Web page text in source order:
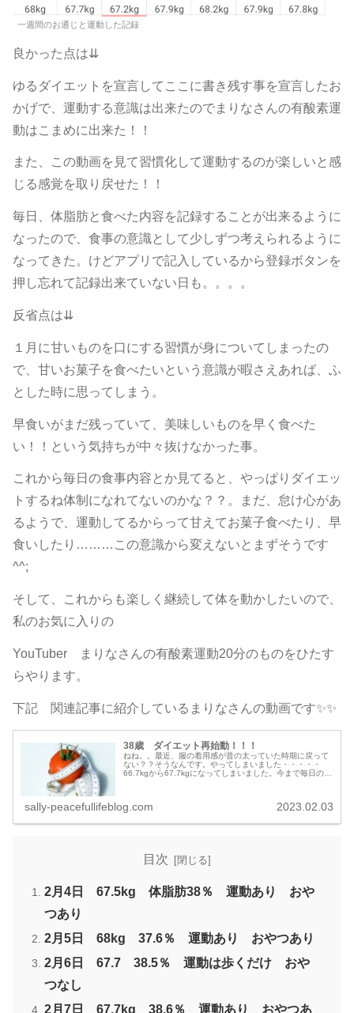
一週間のお通じと運動した記録
良かった点は⇊
ゆるダイエットを宣言してここに書き残す事を宣言したお
かげで、運動する意識は出来たのでまりなさんの有酸素運
動はこまめに出来た！！
また、この動画を見て習慣化して運動するのが楽しいと感
じる感覚を取り戻せた！！
毎日、体脂肪と食べた内容を記録することが出来るように
なったので、食事の意識として少しずつ考えられるように
なってきた。けどアプリで記入しているから登録ボタンを
押し忘れて記録出来ていない日も。。。。
反省点は⇊
１月に甘いものを口にする習慣が身についてしまったの
で、甘いお菓子を食べたいという意識が暇さえあれば、ふ
とした時に思ってしまう。
早食いがまだ残っていて、美味しいものを早く食べた
い！！という気持ちが中々抜けなかった事。
これから毎日の食事内容とか見てると、やっぱりダイエッ
トするね体制になれてないのかな？？。まだ、怠け心があ
るようで、運動してるからって甘えてお菓子食べたり、早
食いしたり………この意識から変えないとまずそうです
^^;
そして、これからも楽しく継続して体を動かしたいので、
私のお気に入りの
YouTuber まりなさんの有酸素運動20分のものをひたす
らやります。
下記 関連記事に紹介しているまりなさんの動画です✨✨
38歳 ダイエット再始動！！！
ねね。。最近、服の着用感が昔の太っていた時期に戻って
ない？？そうなんです。やってしまいました・・・・・
66.7kgから67.7kgになってしまいました。今まで毎日のよ
sally-peacefullifeblog.com 2023.02.03
目次
2月4日 67.5kg 体脂肪38％ 運動あり おや
つあり
2月5日 68kg 37.6％ 運動あり おやつあり
2月6日 67.7 38.5％ 運動は歩くだけ おや
つなし
2月7日 67.7kg 38.6％ 運動あり おやつあ